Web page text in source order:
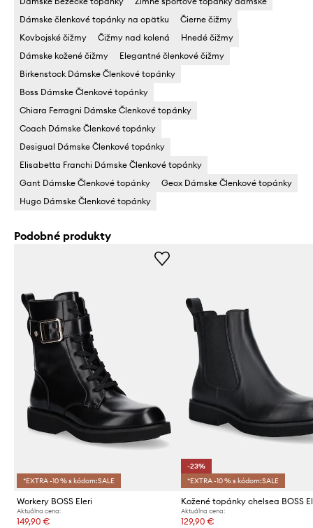
Dámske členkové topánky na opätku
Čierne čižmy
Kovbojské čižmy
Čižmy nad kolená
Hnedé čižmy
Dámske kožené čižmy
Elegantné členkové čižmy
Birkenstock Dámske Členkové topánky
Boss Dámske Členkové topánky
Chiara Ferragni Dámske Členkové topánky
Coach Dámske Členkové topánky
Desigual Dámske Členkové topánky
Elisabetta Franchi Dámske Členkové topánky
Gant Dámske Členkové topánky
Geox Dámske Členkové topánky
Hugo Dámske Členkové topánky
Podobné produkty
*EXTRA -10 % s kódom:SALE
Workery BOSS Eleri
Aktuálna cena:
149,90 €
-23%
*EXTRA -10 % s kódom:SALE
Kožené topánky chelsea BOSS
Aktuálna cena:
129,90 €